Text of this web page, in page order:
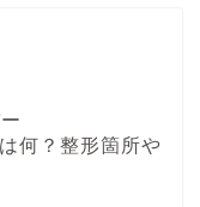
何？整形箇所や